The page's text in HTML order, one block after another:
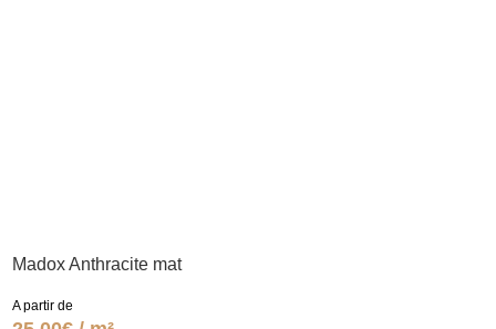
Madox Anthracite mat
A partir de